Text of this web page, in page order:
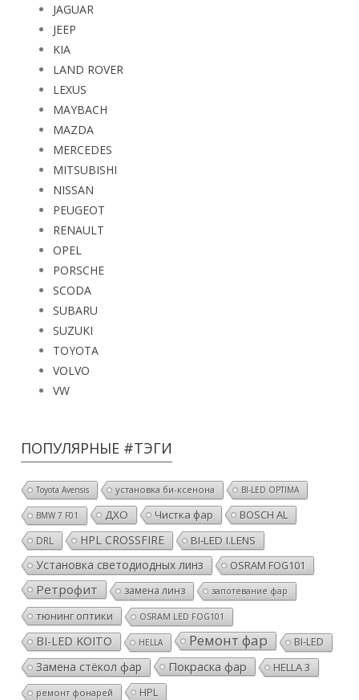
JAGUAR
JEEP
KIA
LAND ROVER
LEXUS
MAYBACH
MAZDA
MERCEDES
MITSUBISHI
NISSAN
PEUGEOT
RENAULT
OPEL
PORSCHE
SCODA
SUBARU
SUZUKI
TOYOTA
VOLVO
VW
ПОПУЛЯРНЫЕ #ТЭГИ
Toyota Avensis установка би-ксенона BI-LED OPTIMA
BMW 7 F01 ДХО Чистка фар BOSCH AL
DRL HPL CROSSFIRE BI-LED I.LENS
Установка светодиодных линз OSRAM FOG101
Ретрофит замена линз запотевание фар
тюнинг оптики OSRAM LED FOG101
BI-LED KOITO HELLA Ремонт фар BI-LED
Замена стёкол фар Покраска фар HELLA 3
ремонт фонарей HPL